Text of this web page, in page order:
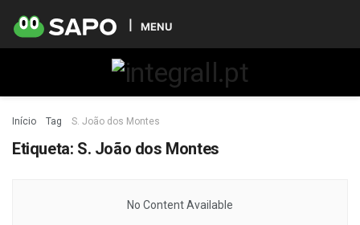
MENU
Início Tag S. João dos Montes
Etiqueta: S. João dos Montes
No Content Available